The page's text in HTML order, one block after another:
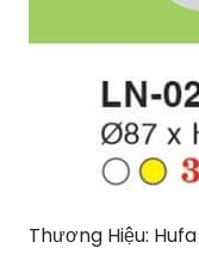
Thương Hiệu: Hufa